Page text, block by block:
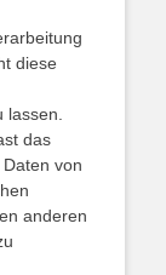
diese
das
von
anderen